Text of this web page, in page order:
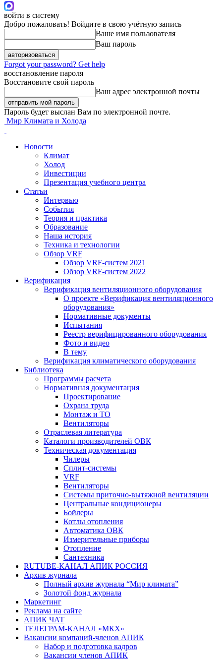
войти в систему
Добро пожаловать! Войдите в свою учётную запись
Ваше имя пользователя
Ваш пароль
Forgot your password? Get help
восстановление пароля
Восстановите свой пароль
Ваш адрес электронной почты
Пароль будет выслан Вам по электронной почте.
Мир Климата и Холода
Новости
Климат
Холод
Инвестиции
Презентация учебного центра
Статьи
Интервью
События
Теория и практика
Образование
Наша история
Техника и технологии
Обзор VRF
Обзор VRF-систем 2021
Обзор VRF-систем 2022
Верификация
Верификация вентиляционного оборудования
О проекте «Верификация вентиляционного
оборудования»
Нормативные документы
Испытания
Реестр верифицированного оборудования
Фото и видео
В тему
Верификация климатического оборудования
Библиотека
Программы расчета
Нормативная документация
Проектирование
Охрана труда
Монтаж и ТО
Вентиляторы
Отраслевая литература
Каталоги производителей ОВК
Техническая документация
Чилеры
Сплит-системы
VRF
Вентиляторы
Системы приточно-вытяжной вентиляции
Центральные кондиционеры
Бойлеры
Котлы отопления
Автоматика ОВК
Измерительные приборы
Отопление
Сантехника
RUTUBE-КАНАЛ АПИК РОССИЯ
Архив журнала
Полный архив журнала “Мир климата”
Золотой фонд журнала
Маркетинг
Реклама на сайте
АПИК ЧАТ
ТЕЛЕГРАМ-КАНАЛ «МКХ»
Вакансии компаний-членов АПИК
Набор и подготовка кадров
Вакансии членов АПИК